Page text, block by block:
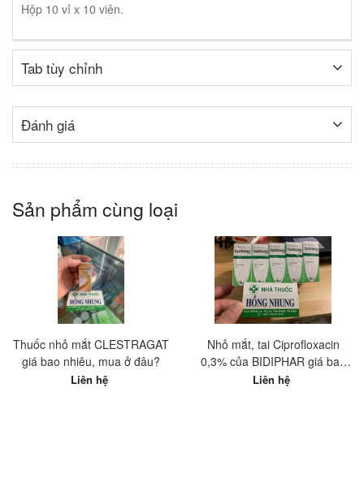
Hộp 10 vỉ x 10 viên.
Tab tùy chỉnh
Đánh giá
Sản phẩm cùng loại
Thuốc nhỏ mắt CLESTRAGAT
giá bao nhiêu, mua ở đâu?
Liên hệ
Nhỏ mắt, tai Ciprofloxacin
0,3% của BIDIPHAR giá bao
nhiêu? Mua ở đâu tốt nhất?
Liên hệ